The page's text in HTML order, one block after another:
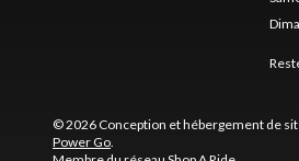
© 2026 Conception et hébergement de
Power Go.